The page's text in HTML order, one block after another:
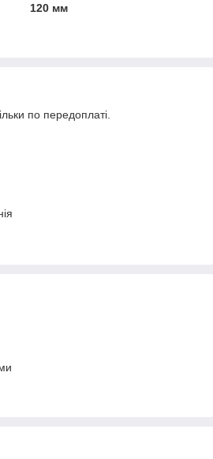
120 мм
по передоплаті.